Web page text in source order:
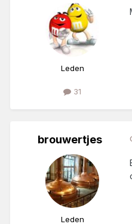
Leden
31
brouwertjes
Leden